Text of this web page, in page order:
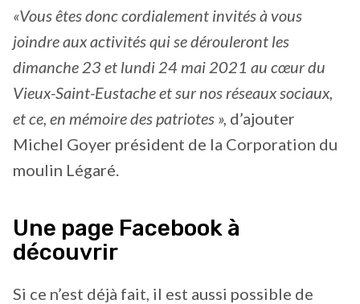
«Vous êtes donc cordialement invités à vous
joindre aux activités qui se dérouleront les
dimanche 23 et lundi 24 mai 2021 au cœur du
Vieux-Saint-Eustache et sur nos réseaux sociaux,
et ce, en mémoire des patriotes », d’ajouter
Michel Goyer président de la Corporation du
moulin Légaré.
Une page Facebook à
découvrir
Si ce n’est déjà fait, il est aussi possible de